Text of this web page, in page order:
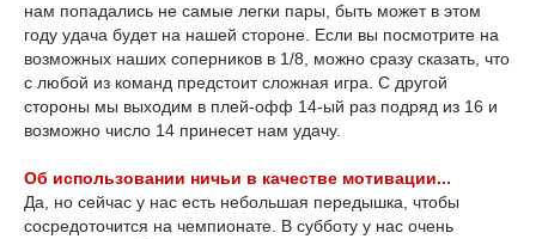
нам попадались не самые легки пары, быть может в этом
году удача будет на нашей стороне. Если вы посмотрите на
возможных наших соперников в 1/8, можно сразу сказать, что
с любой из команд предстоит сложная игра. С другой
стороны мы выходим в плей-офф 14-ый раз подряд из 16 и
возможно число 14 принесет нам удачу.
Об использовании ничьи в качестве мотивации...
Да, но сейчас у нас есть небольшая передышка, чтобы
сосредоточится на чемпионате. В субботу у нас очень